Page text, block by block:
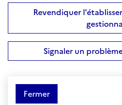
Revendiquer
Signaler un
Fermer